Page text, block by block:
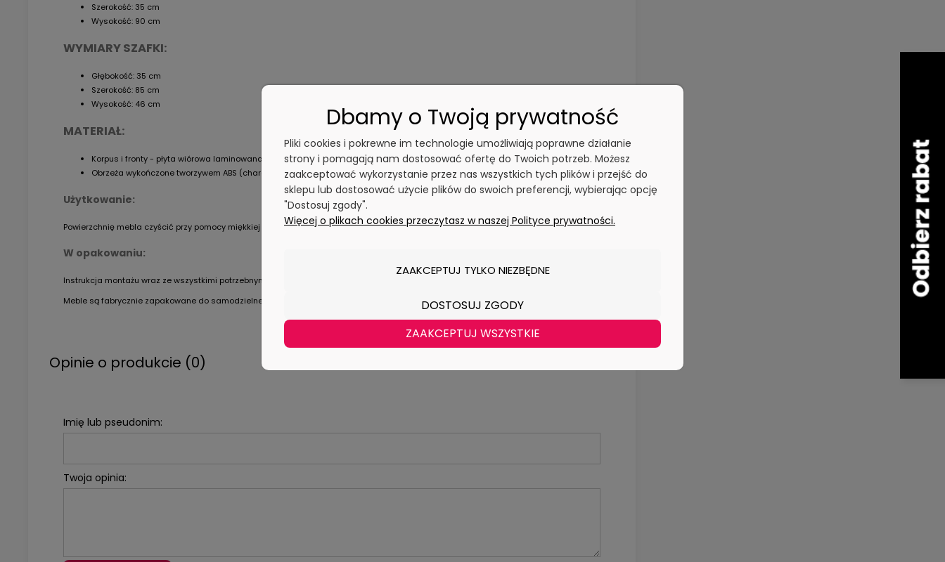
Szerokość: 35 cm
Wysokość: 90 cm
WYMIARY SZAFKI:
Głębokość: 35 cm
Szerokość: 85 cm
Wysokość: 46 cm
MATERIAŁ:
Korpus i fronty - płyta wiórowa laminowana o grubości 16 mm.
Obrzeża wykończone tworzywem ABS (charakteryzującym się dużą wytrzymałością mechaniczną i chemiczną)
Użytkowanie:
Powierzchnię mebla czyścić przy pomocy miękkiej szmatki. Unikać stosowania silnie działających środków chemicznych.
W opakowaniu:
Instrukcja montażu wraz ze wszystkimi potrzebnymi akcesoriami montażowymi.
Meble są fabrycznie zapakowane do samodzielnego montażu.
Opinie o produkcie (0)
Imię lub pseudonim:
Twoja opinia:
Dbamy o Twoją prywatność
Pliki cookies i pokrewne im technologie umożliwiają poprawne działanie
strony i pomagają nam dostosować ofertę do Twoich potrzeb. Możesz
zaakceptować wykorzystanie przez nas wszystkich tych plików i przejść do
sklepu lub dostosować użycie plików do swoich preferencji, wybierając opcję
"Dostosuj zgody".
Więcej o plikach cookies przeczytasz w naszej Polityce prywatności.
ZAAKCEPTUJ TYLKO NIEZBĘDNE
DOSTOSUJ ZGODY
ZAAKCEPTUJ WSZYSTKIE